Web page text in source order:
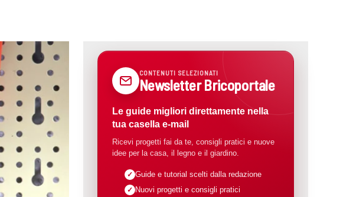
CONTENUTI SELEZIONATI
Newsletter Bricoportale
Le guide migliori direttamente nella
tua casella e-mail
Ricevi progetti fai da te, consigli pratici e nuove
idee per la casa, il legno e il giardino.
Guide e tutorial scelti dalla redazione
Nuovi progetti e consigli pratici